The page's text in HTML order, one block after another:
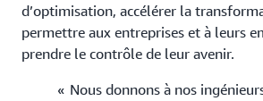
d’optimisation, accélérer la
permettre aux entreprises et à leurs
prendre le contrôle de leur avenir.
« Nous donnons à nos